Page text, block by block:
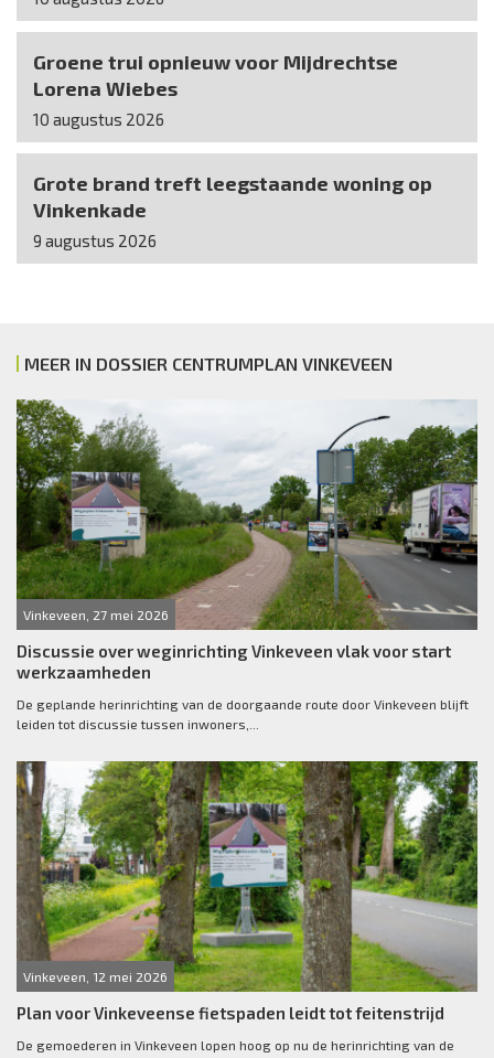
Groene trui opnieuw voor Mijdrechtse
Lorena Wiebes
10 augustus 2026
Grote brand treft leegstaande woning op
Vinkenkade
9 augustus 2026
MEER IN DOSSIER CENTRUMPLAN VINKEVEEN
Vinkeveen, 27 mei 2026
Discussie over weginrichting Vinkeveen vlak voor start
werkzaamheden
De geplande herinrichting van de doorgaande route door Vinkeveen blijft
leiden tot discussie tussen inwoners,...
Vinkeveen, 12 mei 2026
Plan voor Vinkeveense fietspaden leidt tot feitenstrijd
De gemoederen in Vinkeveen lopen hoog op nu de herinrichting van de